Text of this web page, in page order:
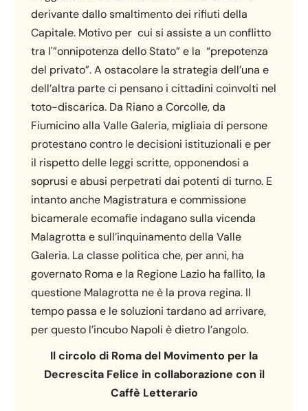
derivante dallo smaltimento dei rifiuti della
Capitale. Motivo per cui si assiste a un conflitto
tra l'”onnipotenza dello Stato” e la “prepotenza
del privato”. A ostacolare la strategia dell’una e
dell’altra parte ci pensano i cittadini coinvolti nel
toto-discarica. Da Riano a Corcolle, da
Fiumicino alla Valle Galeria, migliaia di persone
protestano contro le decisioni istituzionali e per
il rispetto delle leggi scritte, opponendosi a
soprusi e abusi perpetrati dai potenti di turno. E
intanto anche Magistratura e commissione
bicamerale ecomafie indagano sulla vicenda
Malagrotta e sull’inquinamento della Valle
Galeria. La classe politica che, per anni, ha
governato Roma e la Regione Lazio ha fallito, la
questione Malagrotta ne è la prova regina. Il
tempo passa e le soluzioni tardano ad arrivare,
per questo l’incubo Napoli è dietro l’angolo.
Il circolo di Roma del Movimento per la
Decrescita Felice in collaborazione con il
Caffè Letterario